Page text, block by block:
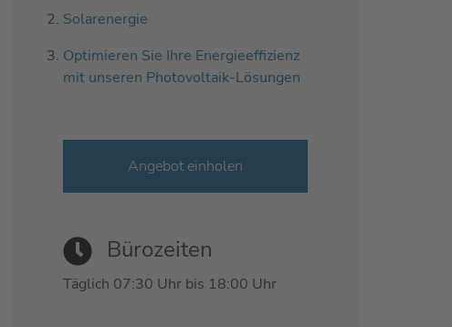
Solarenergie
Optimieren Sie Ihre Energieeffizienz
mit unseren Photovoltaik-Lösungen
Angebot einholen
Bürozeiten
Täglich 07:30 Uhr bis 18:00 Uhr